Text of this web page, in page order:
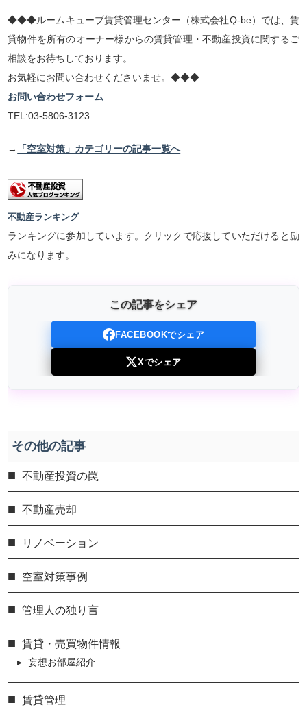
◆◆◆ルームキューブ賃貸管理センター（株式会社Q-be）では、賃
貸物件を所有のオーナー様からの賃貸管理・不動産投資に関するご
相談をお待ちしております。
お気軽にお問い合わせくださいませ。◆◆◆
お問い合わせフォーム
TEL:03-5806-3123
→ 「空室対策」カテゴリーの記事一覧へ
不動産ランキング
ランキングに参加しています。クリックで応援していただけると励
みになります。
この記事をシェア
FACEBOOKでシェア
Xでシェア
その他の記事
不動産投資の罠
不動産売却
リノベーション
空室対策事例
管理人の独り言
賃貸・売買物件情報
妄想お部屋紹介
賃貸管理